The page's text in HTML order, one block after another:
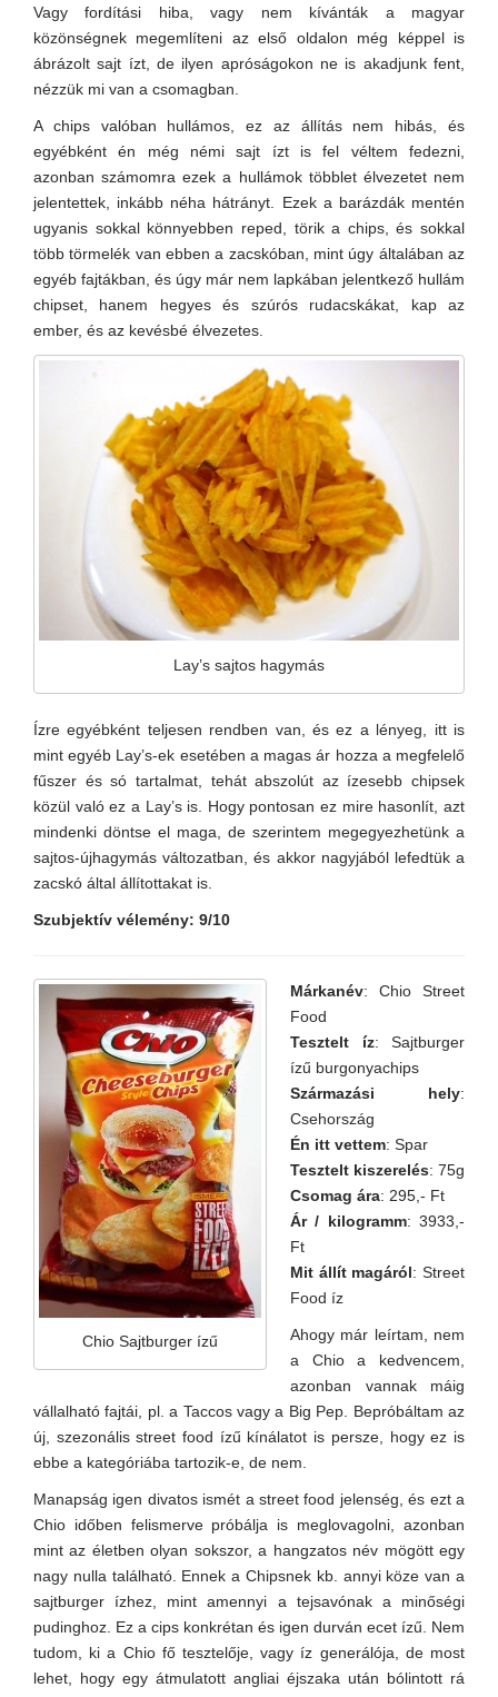
Vagy fordítási hiba, vagy nem kívánták a magyar
közönségnek megemlíteni az első oldalon még képpel is
ábrázolt sajt ízt, de ilyen apróságokon ne is akadjunk fent,
nézzük mi van a csomagban.
A chips valóban hullámos, ez az állítás nem hibás, és
egyébként én még némi sajt ízt is fel véltem fedezni,
azonban számomra ezek a hullámok többlet élvezetet nem
jelentettek, inkább néha hátrányt. Ezek a barázdák mentén
ugyanis sokkal könnyebben reped, törik a chips, és sokkal
több törmelék van ebben a zacskóban, mint úgy általában az
egyéb fajtákban, és úgy már nem lapkában jelentkező hullám
chipset, hanem hegyes és szúrós rudacskákat, kap az
ember, és az kevésbé élvezetes.
Lay’s sajtos hagymás
Ízre egyébként teljesen rendben van, és ez a lényeg, itt is
mint egyéb Lay’s-ek esetében a magas ár hozza a megfelelő
fűszer és só tartalmat, tehát abszolút az ízesebb chipsek
közül való ez a Lay’s is. Hogy pontosan ez mire hasonlít, azt
mindenki döntse el maga, de szerintem megegyezhetünk a
sajtos-újhagymás változatban, és akkor nagyjából lefedtük a
zacskó által állítottakat is.
Szubjektív vélemény: 9/10
Chio Sajtburger ízű
Márkanév: Chio Street
Food
Tesztelt íz: Sajtburger
ízű burgonyachips
Származási hely:
Csehország
Én itt vettem: Spar
Tesztelt kiszerelés: 75g
Csomag ára: 295,- Ft
Ár / kilogramm: 3933,-
Ft
Mit állít magáról: Street
Food íz
Ahogy már leírtam, nem
a Chio a kedvencem,
azonban vannak máig
vállalható fajtái, pl. a Taccos vagy a Big Pep. Bepróbáltam az
új, szezonális street food ízű kínálatot is persze, hogy ez is
ebbe a kategóriába tartozik-e, de nem.
Manapság igen divatos ismét a street food jelenség, és ezt a
Chio időben felismerve próbálja is meglovagolni, azonban
mint az életben olyan sokszor, a hangzatos név mögött egy
nagy nulla található. Ennek a Chipsnek kb. annyi köze van a
sajtburger ízhez, mint amennyi a tejsavónak a minőségi
pudinghoz. Ez a cips konkrétan és igen durván ecet ízű. Nem
tudom, ki a Chio fő tesztelője, vagy íz generálója, de most
lehet, hogy egy átmulatott angliai éjszaka után bólintott rá